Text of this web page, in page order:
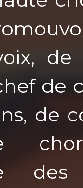
de
de
de